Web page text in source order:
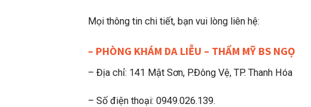
Mọi thông tin chi tiết, bạn vui lòng liên hệ:
– PHÒNG KHÁM DA LIỄU – THẨM MỸ BS NGỌ
– Địa chỉ: 141 Mật Sơn, P.Đông Vệ, TP. Thanh Hóa
– Số điện thoại: 0949.026.139.